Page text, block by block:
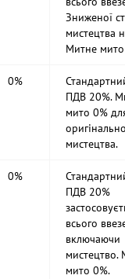
Зниженої
мистецтва
Митне
0%
ПДВ 20%.
мито 0%
мистецтва.
0%
ПДВ 20%
всього
включаючи
мистецтво.
мито 0%.